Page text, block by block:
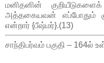
மனிதனின் குறியீடுகளைக்
அத்தகையவன் எப்போதும்
என்றார் {பீஷ்மர்}.(13)
சாந்திபர்வம் பகுதி – 164ல்